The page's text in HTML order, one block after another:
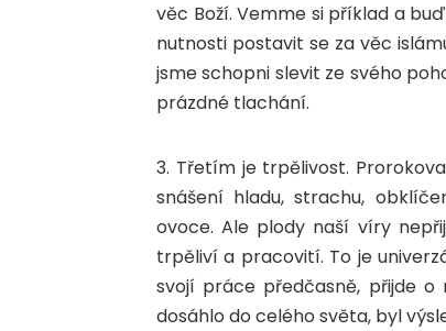
věc Boží. Vemme si příklad a
nutnosti postavit se za věc
jsme schopni slevit ze svého
prázdné tlachání.
3. Třetím je trpělivost. Prorokova صل الله عليه و سلم hidžra byla výsledkem 13 let trpělivého
snášení hladu, strachu,
ovoce. Ale plody naší víry
trpěliví a pracovití. To je
svojí práce předčasně, přijde o
dosáhlo do celého světa, byl